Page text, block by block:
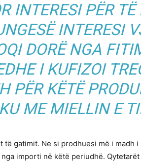
INTERESI PËR TË
INTERESI
DORË NGA
I KUFIZOI
PËR KËTË
ME MIELLIN E
të gatimit. Ne si prodhuesi më i madh
importi në këtë periudhë.